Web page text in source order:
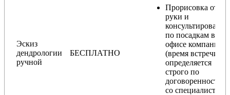
Эскиз
дендрологии
ручной
БЕСПЛАТНО
Прорисовка от
руки и
консультирование
по посадкам в
офисе компании
(время встречи
определяется
строго по
договоренности
со специалистом)